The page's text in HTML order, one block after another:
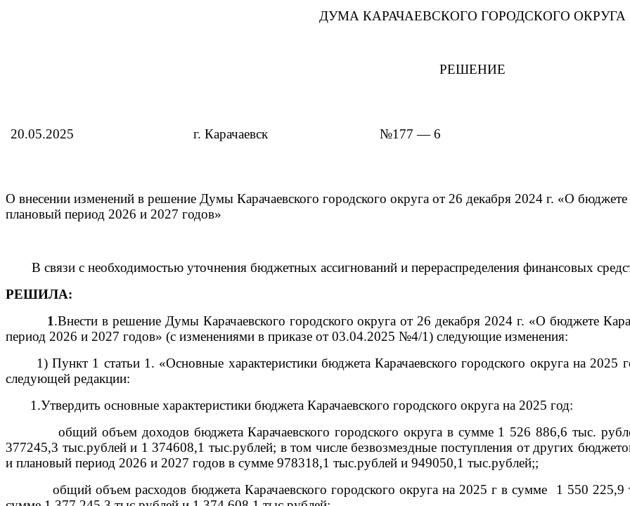
ДУМА КАРАЧАЕВСКОГО ГОРОДСКОГО ОКРУГА
РЕШЕНИЕ
20.05.2025 г. Карачаевск №177 — 6
О внесении изменений в решение Думы Карачаевского городского округа от 26 декабря 2024 г. «О бюджете
плановый период 2026 и 2027 годов»
В связи с необходимостью уточнения бюджетных ассигнований и перераспределения финансовых
РЕШИЛА:
1.Внести в решение Думы Карачаевского городского округа от 26 декабря 2024 г. «О бюджете
период 2026 и 2027 годов» (с изменениями в приказе от 03.04.2025 №4/1) следующие изменения:
1) Пункт 1 статьи 1. «Основные характеристикибюджета Карачаевского городского округа на
следующей редакции:
1.Утвердить основные характеристики бюджета Карачаевского городского округа на 2025 год:
общий объем доходов бюджета Карачаевского городского округа в сумме 1 526 886,6 тыс.
377245,3 тыс.рублей и 1 374608,1 тыс.рублей; в том числе безвозмездные поступления от других
и плановый период 2026 и 2027 годов в сумме 978318,1 тыс.рублей и 949050,1 тыс.рублей;;
общий объем расходов бюджета Карачаевского городского округа на 2025 г в сумме
1 550 225,9